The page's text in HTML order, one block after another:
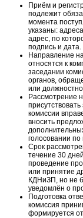
Приём и
подлежит
момента
указаны:
адрес, по
подпись и дата.
Направление
относятся к
заседании
органов,
или
Рассмотрение
комиссии
вносить
голосовании
Срок
течение 30
проведение
или принятие
КДНиЗП, но не
уведомлён о
Подготовка
комиссия
формируется